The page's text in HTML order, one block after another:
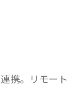
携。リモート